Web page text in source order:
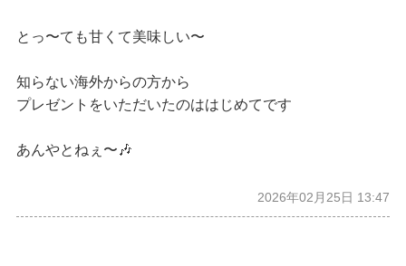
とっ〜ても甘くて美味しい〜
知らない海外からの方から
プレゼントをいただいたのははじめてです
あんやとねぇ〜🎶
2026年02月25日 13:47